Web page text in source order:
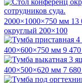
2000×1000×750 мм 13
округлый 200×100
400×600×750 мм 9
400×500×620 мм 7